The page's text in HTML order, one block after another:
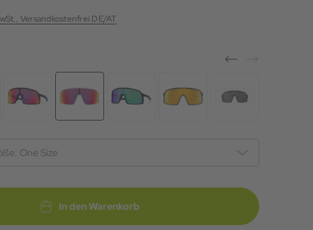
Versandkostenfrei DE/AT
One Size
In den Warenkorb